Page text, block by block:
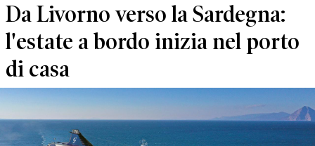
Da Livorno verso la Sardegna:
l'estate a bordo inizia nel porto
di casa